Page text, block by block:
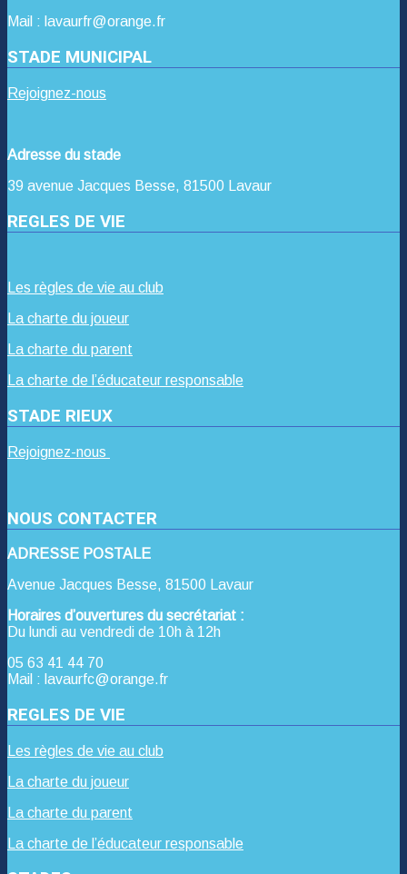
Mail : lavaurfr@orange.fr
STADE MUNICIPAL
Rejoignez-nous
Adresse du stade
39 avenue Jacques Besse, 81500 Lavaur
REGLES DE VIE
Les règles de vie au club
La charte du joueur
La charte du parent
La charte de l’éducateur responsable
STADE RIEUX
Rejoignez-nous
NOUS CONTACTER
ADRESSE POSTALE
Avenue Jacques Besse, 81500 Lavaur
Horaires d’ouvertures du secrétariat :
Du lundi au vendredi de 10h à 12h
05 63 41 44 70
Mail : lavaurfc@orange.fr
REGLES DE VIE
Les règles de vie au club
La charte du joueur
La charte du parent
La charte de l’éducateur responsable